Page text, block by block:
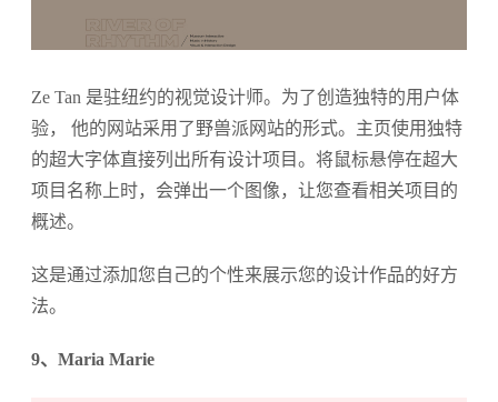
Ze Tan 是驻纽约的视觉设计师。为了创造独特的用户体
验， 他的网站采用了野兽派网站的形式。主页使用独特
的超大字体直接列出所有设计项目。将鼠标悬停在超大
项目名称上时，会弹出一个图像，让您查看相关项目的
概述。
这是通过添加您自己的个性来展示您的设计作品的好方
法。
9、Maria Marie